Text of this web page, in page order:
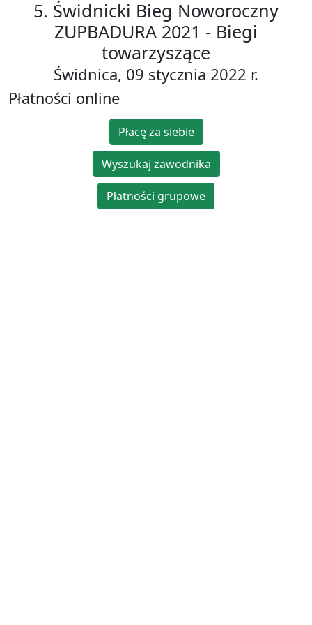
5. Świdnicki Bieg Noworoczny
ZUPBADURA 2021 - Biegi
towarzyszące
Świdnica, 09 stycznia 2022 r.
Płatności online